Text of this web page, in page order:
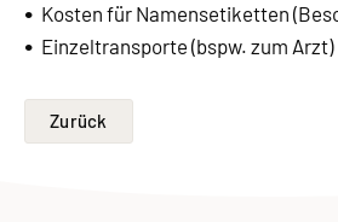
Kosten für Namensetiketten
Einzeltransporte (bspw. zum Arzt)
Zurück